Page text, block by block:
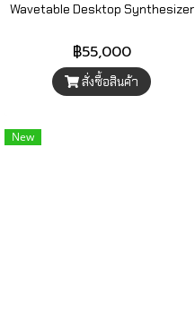
Wavetable Desktop Synthesizer
฿55,000
สั่งซื้อสินค้า
New